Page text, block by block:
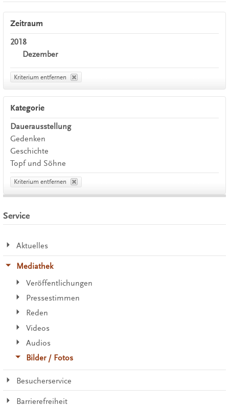
Zeitraum
2018
Dezember
Kriterium entfernen
Kategorie
Dauerausstellung
Gedenken
Geschichte
Topf und Söhne
Kriterium entfernen
Service
Aktuelles
Mediathek
Veröffentlichungen
Pressestimmen
Reden
Videos
Audios
Bilder / Fotos
Besucherservice
Barrierefreiheit